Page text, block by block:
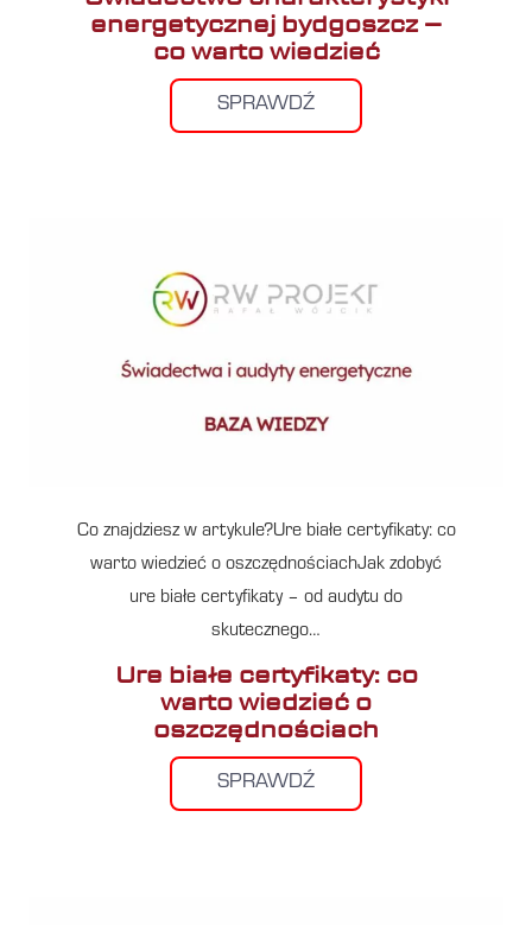
energetycznej bydgoszcz –
co warto wiedzieć
SPRAWDŹ
Co znajdziesz w artykule?Ure białe certyfikaty: co
warto wiedzieć o oszczędnościachJak zdobyć
ure białe certyfikaty – od audytu do
skutecznego…
Ure białe certyfikaty: co
warto wiedzieć o
oszczędnościach
SPRAWDŹ